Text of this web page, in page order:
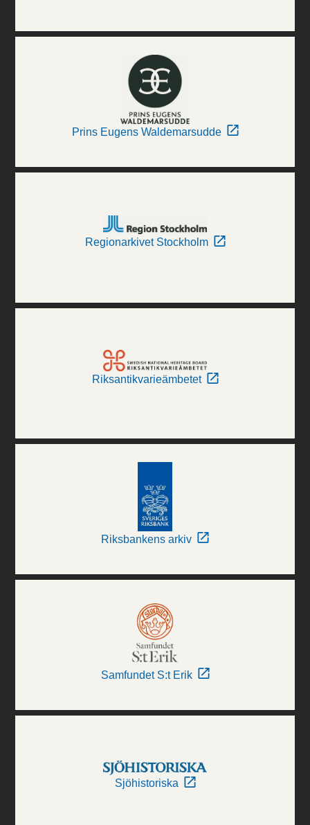
Prins Eugens Waldemarsudde
Regionarkivet Stockholm
Riksantikvarieämbetet
Riksbankens arkiv
Samfundet S:t Erik
Sjöhistoriska